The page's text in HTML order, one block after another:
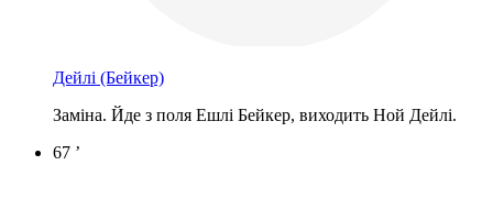
Дейлі (Бейкер)
Заміна. Йде з поля Ешлі Бейкер, виходить Ной Дейлі.
67 ’